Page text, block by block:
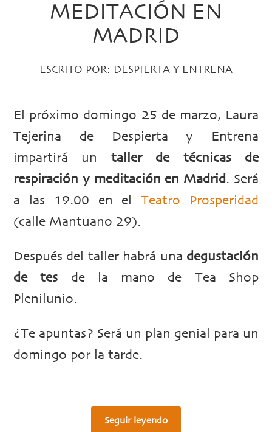
MEDITACIÓN EN
MADRID
ESCRITO POR: DESPIERTA Y ENTRENA
El próximo domingo 25 de marzo, Laura
Tejerina de Despierta y Entrena
impartirá un taller de técnicas de
respiración y meditación en Madrid . Será
a las 19.00 en elTeatro Prosperidad
(calle Mantuano 29).
Después del taller habrá una degustación
de tes de la mano de Tea Shop
Plenilunio.
¿Te apuntas? Será un plan genial para un
domingo por la tarde.
Seguir leyendo